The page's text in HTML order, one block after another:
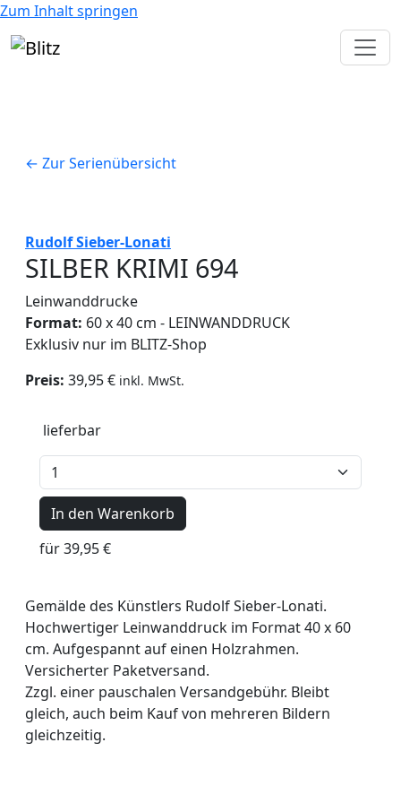
Zum Inhalt springen
← Zur Serienübersicht
Rudolf Sieber-Lonati
SILBER KRIMI 694
Leinwanddrucke
Format: 60 x 40 cm - LEINWANDDRUCK
Exklusiv nur im BLITZ-Shop
Preis: 39,95 € inkl. MwSt.
lieferbar
In den Warenkorb
für 39,95 €
Gemälde des Künstlers Rudolf Sieber-Lonati.
Hochwertiger Leinwanddruck im Format 40 x 60
cm. Aufgespannt auf einen Holzrahmen.
Versicherter Paketversand.
Zzgl. einer pauschalen Versandgebühr. Bleibt
gleich, auch beim Kauf von mehreren Bildern
gleichzeitig.